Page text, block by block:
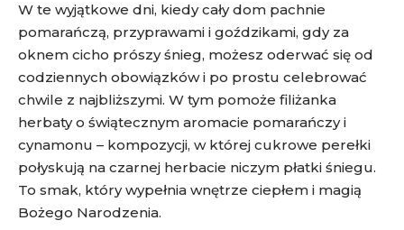
W te wyjątkowe dni, kiedy cały dom pachnie
pomarańczą, przyprawami i goździkami, gdy za
oknem cicho prószy śnieg, możesz oderwać się od
codziennych obowiązków i po prostu celebrować
chwile z najbliższymi. W tym pomoże filiżanka
herbaty o świątecznym aromacie pomarańczy i
cynamonu – kompozycji, w której cukrowe perełki
połyskują na czarnej herbacie niczym płatki śniegu.
To smak, który wypełnia wnętrze ciepłem i magią
Bożego Narodzenia.